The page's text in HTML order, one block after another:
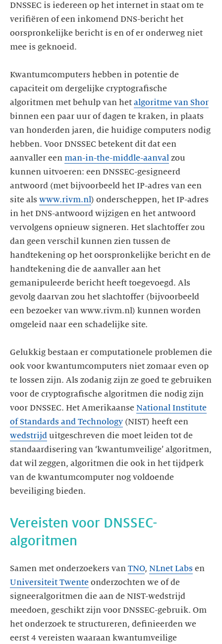
DNSSEC is iedereen op het internet in staat om te
verifiëren of een inkomend DNS-bericht het
oorspronkelijke bericht is en of er onderweg niet
mee is geknoeid.
Kwantumcomputers hebben in potentie de
capaciteit om dergelijke cryptografische
algoritmen met behulp van het algoritme van Shor
binnen een paar uur of dagen te kraken, in plaats
van honderden jaren, die huidige computers nodig
hebben. Voor DNSSEC betekent dit dat een
aanvaller een man-in-the-middle-aanval zou
kunnen uitvoeren: een DNSSEC-gesigneerd
antwoord (met bijvoorbeeld het IP-adres van een
site als www.rivm.nl) onderscheppen, het IP-adres
in het DNS-antwoord wijzigen en het antwoord
vervolgens opnieuw signeren. Het slachtoffer zou
dan geen verschil kunnen zien tussen de
handtekening op het oorspronkelijke bericht en de
handtekening die de aanvaller aan het
gemanipuleerde bericht heeft toegevoegd. Als
gevolg daarvan zou het slachtoffer (bijvoorbeeld
een bezoeker van www.rivm.nl) kunnen worden
omgeleid naar een schadelijke site.
Gelukkig bestaan er computationele problemen die
ook voor kwantumcomputers niet zomaar even op
te lossen zijn. Als zodanig zijn ze goed te gebruiken
voor de cryptografische algoritmen die nodig zijn
voor DNSSEC. Het Amerikaanse National Institute
of Standards and Technology (NIST) heeft een
wedstrijd uitgeschreven die moet leiden tot de
standaardisering van ‘kwantumveilige’ algoritmen,
dat wil zeggen, algoritmen die ook in het tijdperk
van de kwantumcomputer nog voldoende
beveiliging bieden.
Vereisten voor DNSSEC-
algoritmen
Samen met onderzoekers van TNO, NLnet Labs en
Universiteit Twente onderzochten we of de
signeeralgoritmen die aan de NIST-wedstrijd
meedoen, geschikt zijn voor DNSSEC-gebruik. Om
het onderzoek te structureren, definieerden we
eerst 4 vereisten waaraan kwantumveilige